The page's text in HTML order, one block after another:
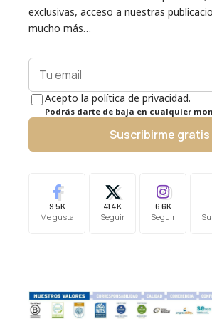
exclusivas, acceso a nuestras
mucho más…
Acepto la política de privacidad.
Podrás darte de baja en cualquier
Suscribirme gratis
9.5K
Me gusta
41.4K
Seguir
6.6K
Seguir